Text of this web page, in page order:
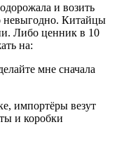
и возить
невыгодно. Китайцы
Либо ценник в 10
на:
мне сначала
импортёры везут
и коробки